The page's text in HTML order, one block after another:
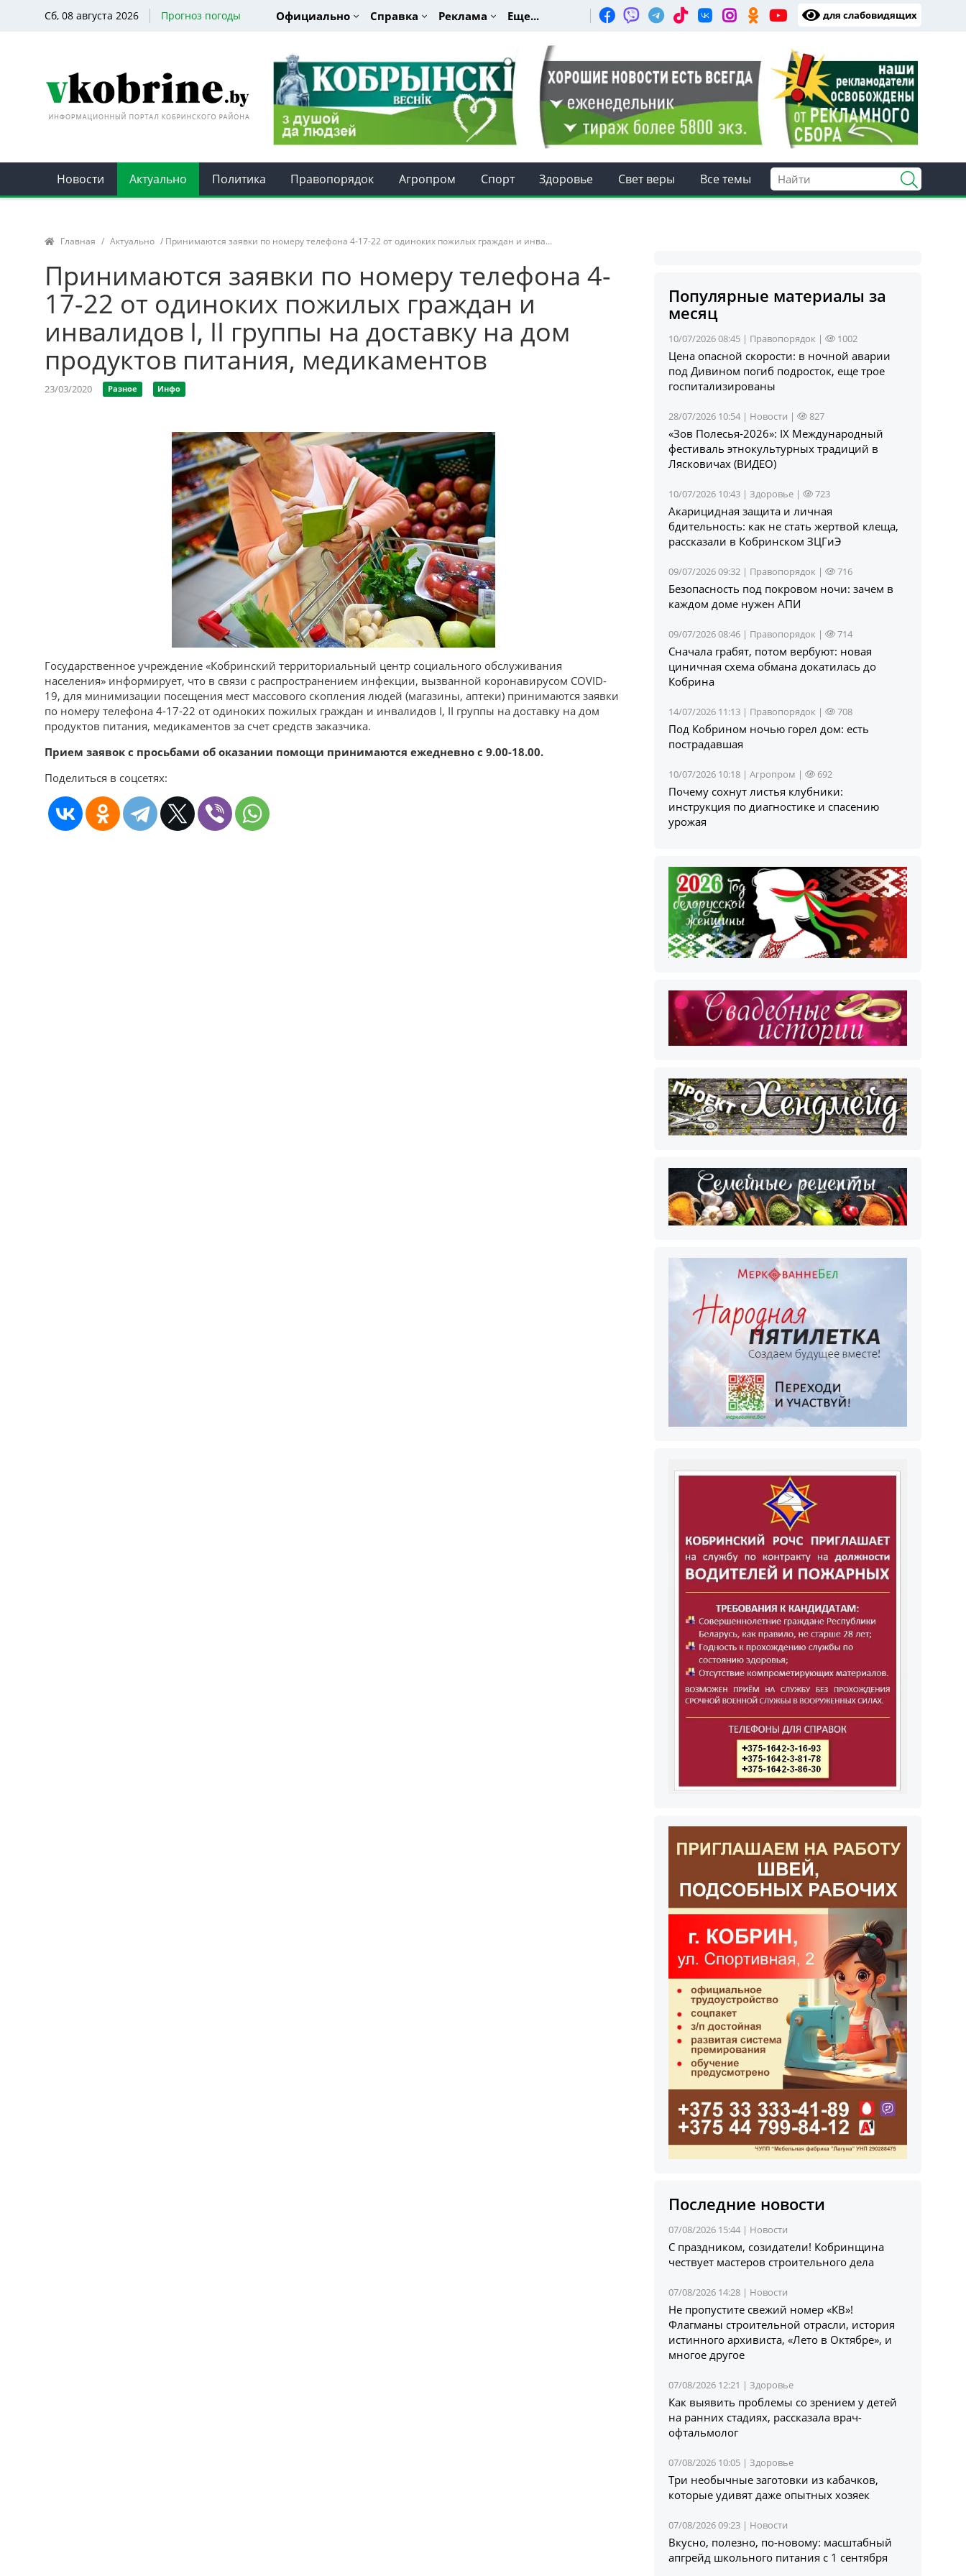
Сб, 08 августа 2026 Прогноз погоды Официально Справка Реклама Еще... для слабовидящих
Новости Актуально Политика Правопорядок Агропром Спорт Здоровье Свет веры Все темы
Главная / Актуально / Принимаются заявки по номеру телефона 4-17-22 от одиноких пожилых граждан и инва...
Принимаются заявки по номеру телефона 4-
17-22 от одиноких пожилых граждан и
инвалидов I, II группы на доставку на дом
продуктов питания, медикаментов
23/03/2020 Разное Инфо
Государственное учреждение «Кобринский территориальный центр социального обслуживания
населения» информирует, что в связи с распространением инфекции, вызванной коронавирусом COVID-
19, для минимизации посещения мест массового скопления людей (магазины, аптеки) принимаются заявки
по номеру телефона 4-17-22 от одиноких пожилых граждан и инвалидов I, II группы на доставку на дом
продуктов питания, медикаментов за счет средств заказчика.
Прием заявок с просьбами об оказании помощи принимаются ежедневно с 9.00-18.00.
Поделиться в соцсетях:
Популярные материалы за
месяц
10/07/2026 08:45 | Правопорядок | 1002
Цена опасной скорости: в ночной аварии
под Дивином погиб подросток, еще трое
госпитализированы
28/07/2026 10:54 | Новости | 827
«Зов Полесья‑2026»: IX Международный
фестиваль этнокультурных традиций в
Лясковичах (ВИДЕО)
10/07/2026 10:43 |Здоровье | 723
Акарицидная защита и личная
бдительность: как не стать жертвой клеща,
рассказали в Кобринском ЗЦГиЭ
09/07/2026 09:32 | Правопорядок | 716
Безопасность под покровом ночи: зачем в
каждом доме нужен АПИ
09/07/2026 08:46 | Правопорядок | 714
Сначала грабят, потом вербуют: новая
циничная схема обмана докатилась до
Кобрина
14/07/2026 11:13 | Правопорядок | 708
Под Кобрином ночью горел дом: есть
пострадавшая
10/07/2026 10:18 |Агропром | 692
Почему сохнут листья клубники:
инструкция по диагностике и спасению
урожая
Последние новости
07/08/2026 15:44 | Новости
С праздником, созидатели! Кобринщина
чествует мастеров строительного дела
07/08/2026 14:28 | Новости
Не пропустите свежий номер «КВ»!
Флагманы строительной отрасли, история
истинного архивиста, «Лето в Октябре», и
многое другое
07/08/2026 12:21 |Здоровье
Как выявить проблемы со зрением у детей
на ранних стадиях, рассказала врач-
офтальмолог
07/08/2026 10:05 |Здоровье
Три необычные заготовки из кабачков,
которые удивят даже опытных хозяек
07/08/2026 09:23 | Новости
Вкусно, полезно, по-новому: масштабный
апгрейд школьного питания с 1 сентября